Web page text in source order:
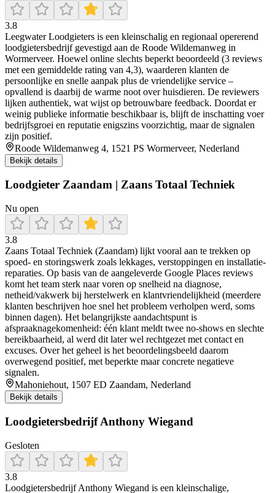
3.8
Leegwater Loodgieters is een kleinschalig en regionaal opererend
loodgietersbedrijf gevestigd aan de Roode Wildemanweg in
Wormerveer. Hoewel online slechts beperkt beoordeeld (3 reviews
met een gemiddelde rating van 4,3), waarderen klanten de
persoonlijke en snelle aanpak plus de vriendelijke service –
opvallend is daarbij de warme noot over huisdieren. De reviewers
lijken authentiek, wat wijst op betrouwbare feedback. Doordat er
weinig publieke informatie beschikbaar is, blijft de inschatting voer
bedrijfsgroei en reputatie enigszins voorzichtig, maar de signalen
zijn positief.
Roode Wildemanweg 4, 1521 PS Wormerveer, Nederland
Bekijk details
Loodgieter Zaandam | Zaans Totaal Techniek
Nu open
3.8
Zaans Totaal Techniek (Zaandam) lijkt vooral aan te trekken op
spoed- en storingswerk zoals lekkages, verstoppingen en installatie-
reparaties. Op basis van de aangeleverde Google Places reviews
komt het team sterk naar voren op snelheid na diagnose,
netheid/vakwerk bij herstelwerk en klantvriendelijkheid (meerdere
klanten beschrijven hoe snel het probleem verholpen werd, soms
binnen dagen). Het belangrijkste aandachtspunt is
afspraaknagekomenheid: één klant meldt twee no-shows en slechte
bereikbaarheid, al werd dit later wel rechtgezet met contact en
excuses. Over het geheel is het beoordelingsbeeld daarom
overwegend positief, met beperkte maar concrete negatieve
signalen.
Mahoniehout, 1507 ED Zaandam, Nederland
Bekijk details
Loodgietersbedrijf Anthony Wiegand
Gesloten
3.8
Loodgietersbedrijf Anthony Wiegand is een kleinschalige,